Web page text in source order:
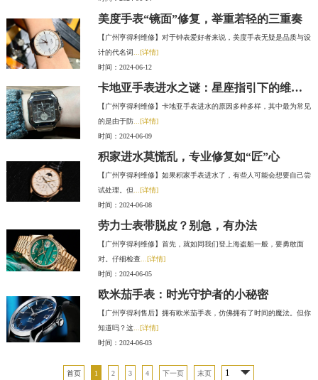
美度手表“镜面”修复，举重若轻的三重奏
【广州亨得利维修】对于钟表爱好者来说，美度手表无疑是品质与设
计的代名词
...[详情]
时间：2024-06-12
卡地亚手表进水之谜：星座指引下的维修之旅
【广州亨得利维修】卡地亚手表进水的原因多种多样，其中最为常见
的是由于防...[详情]
时间：2024-06-09
积家进水莫慌乱，专业修复如“匠”心
【广州亨得利维修】如果积家手表进水了，有些人可能会想要自己尝
试处理。但 ...[详情]
时间：2024-06-08
劳力士表带脱皮？别急，有办法
【广州亨得利维修】首先，就如同我们登上海盗船一般，要勇敢面
对。仔细检查...[详情]
时间：2024-06-05
欧米茄手表：时光守护者的小秘密
【广州亨得利售后】拥有欧米茄手表，仿佛拥有了时间的魔法。但你
知道吗？这...[详情]
时间：2024-06-03
首页 1 2 3 4 下一页 末页